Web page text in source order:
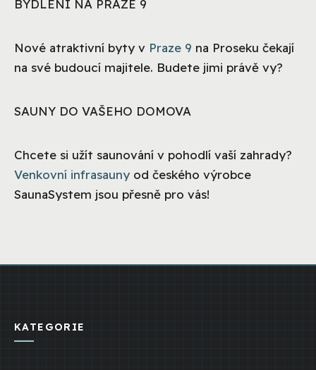
BYDLENÍ NA PRAZE 9
Nové atraktivní byty v Praze 9 na Proseku čekají
na své budoucí majitele. Budete jimi právě vy?
SAUNY DO VAŠEHO DOMOVA
Chcete si užít saunování v pohodlí vaší zahrady?
Venkovní infrasauny od českého výrobce
SaunaSystem jsou přesně pro vás!
KATEGORIE